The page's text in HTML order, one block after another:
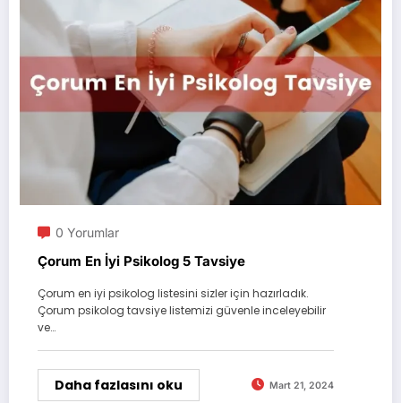
0 Yorumlar
Çorum En İyi Psikolog 5 Tavsiye
Çorum en iyi psikolog listesini sizler için hazırladık.
Çorum psikolog tavsiye listemizi güvenle inceleyebilir
ve…
Daha fazlasını oku Mart 21, 2024